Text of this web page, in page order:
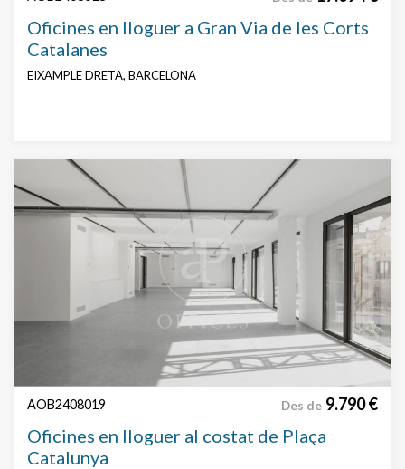
Oficines en lloguer a Gran Via de les Corts
Catalanes
EIXAMPLE DRETA, BARCELONA
AOB2408019 Des de 9.790 €
Oficines en lloguer al costat de Plaça
Catalunya